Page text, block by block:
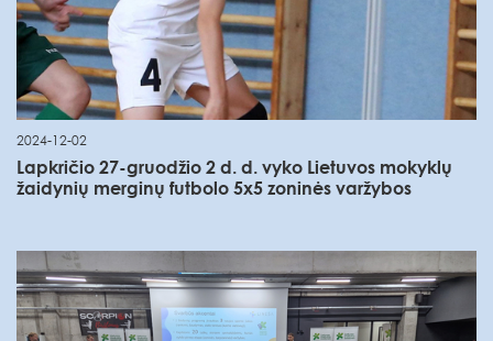
2024-12-02
Lapkričio 27-gruodžio 2 d. d. vyko Lietuvos mokyklų
žaidynių merginų futbolo 5x5 zoninės varžybos